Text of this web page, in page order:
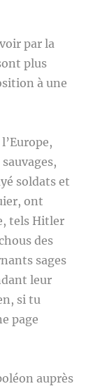
par la
plus
à une
soldats et
ont
tels Hitler
des
sages
leur
si tu
page
auprès